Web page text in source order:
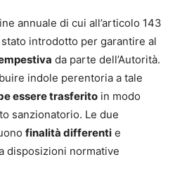
annuale di cui all’articolo 143
introdotto per garantire al
da parte dell’Autorità.
indole perentoria a tale
essere trasferito in modo
sanzionatorio. Le due
finalità differenti e
disposizioni normative